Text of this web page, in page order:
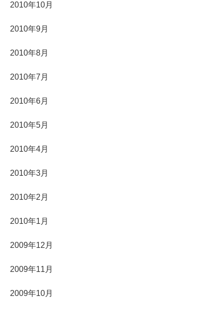
2010年10月
2010年9月
2010年8月
2010年7月
2010年6月
2010年5月
2010年4月
2010年3月
2010年2月
2010年1月
2009年12月
2009年11月
2009年10月